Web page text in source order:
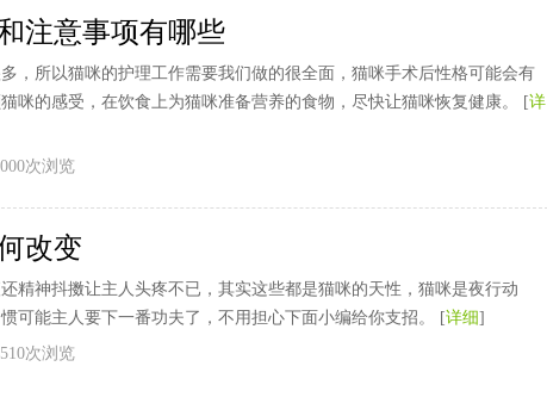
注意事项有哪些
，所以猫咪的护理工作需要我们做的很全面，猫咪手术后性格可能会有
咪的感受，在饮食上为猫咪准备营养的食物，尽快让猫咪恢复健康。 [详
次浏览
改变
精神抖擞让主人头疼不已，其实这些都是猫咪的天性，猫咪是夜行动
可能主人要下一番功夫了，不用担心下面小编给你支招。 [详细]
次浏览